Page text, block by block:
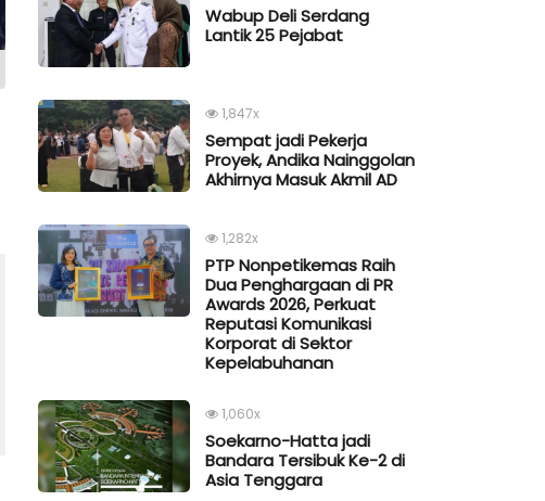
Wabup Deli Serdang
Lantik 25 Pejabat
1,847x
Sempat jadi Pekerja
Proyek, Andika Nainggolan
Akhirnya Masuk Akmil AD
1,282x
PTP Nonpetikemas Raih
Dua Penghargaan di PR
Awards 2026, Perkuat
Reputasi Komunikasi
Korporat di Sektor
Kepelabuhanan
1,060x
Soekarno-Hatta jadi
Bandara Tersibuk Ke-2 di
Asia Tenggara